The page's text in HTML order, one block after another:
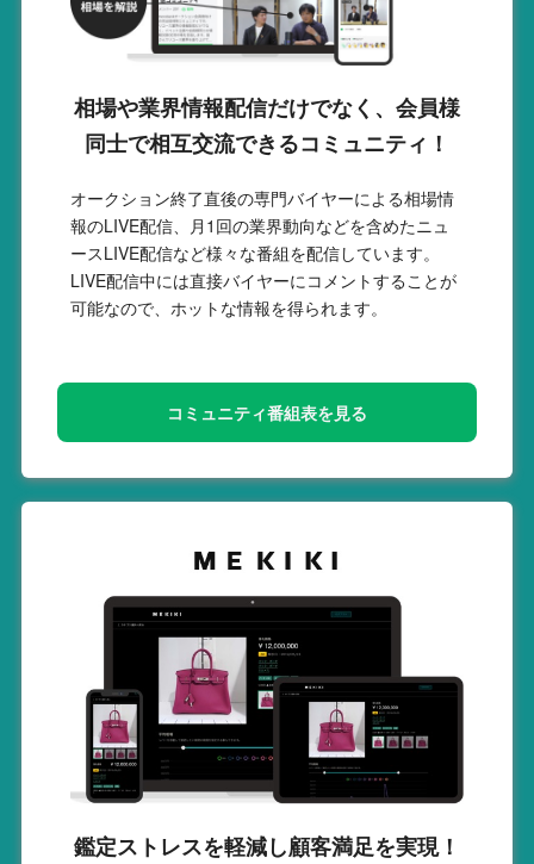
相場や業界情報配信だけでなく、会員様
同士で相互交流できるコミュニティ！
オークション終了直後の専門バイヤーによる相場情
報のLIVE配信、月1回の業界動向などを含めたニュ
ースLIVE配信など様々な番組を配信しています。
LIVE配信中には直接バイヤーにコメントすることが
可能なので、ホットな情報を得られます。
コミュニティ番組表を見る
鑑定ストレスを軽減し顧客満足を実現！